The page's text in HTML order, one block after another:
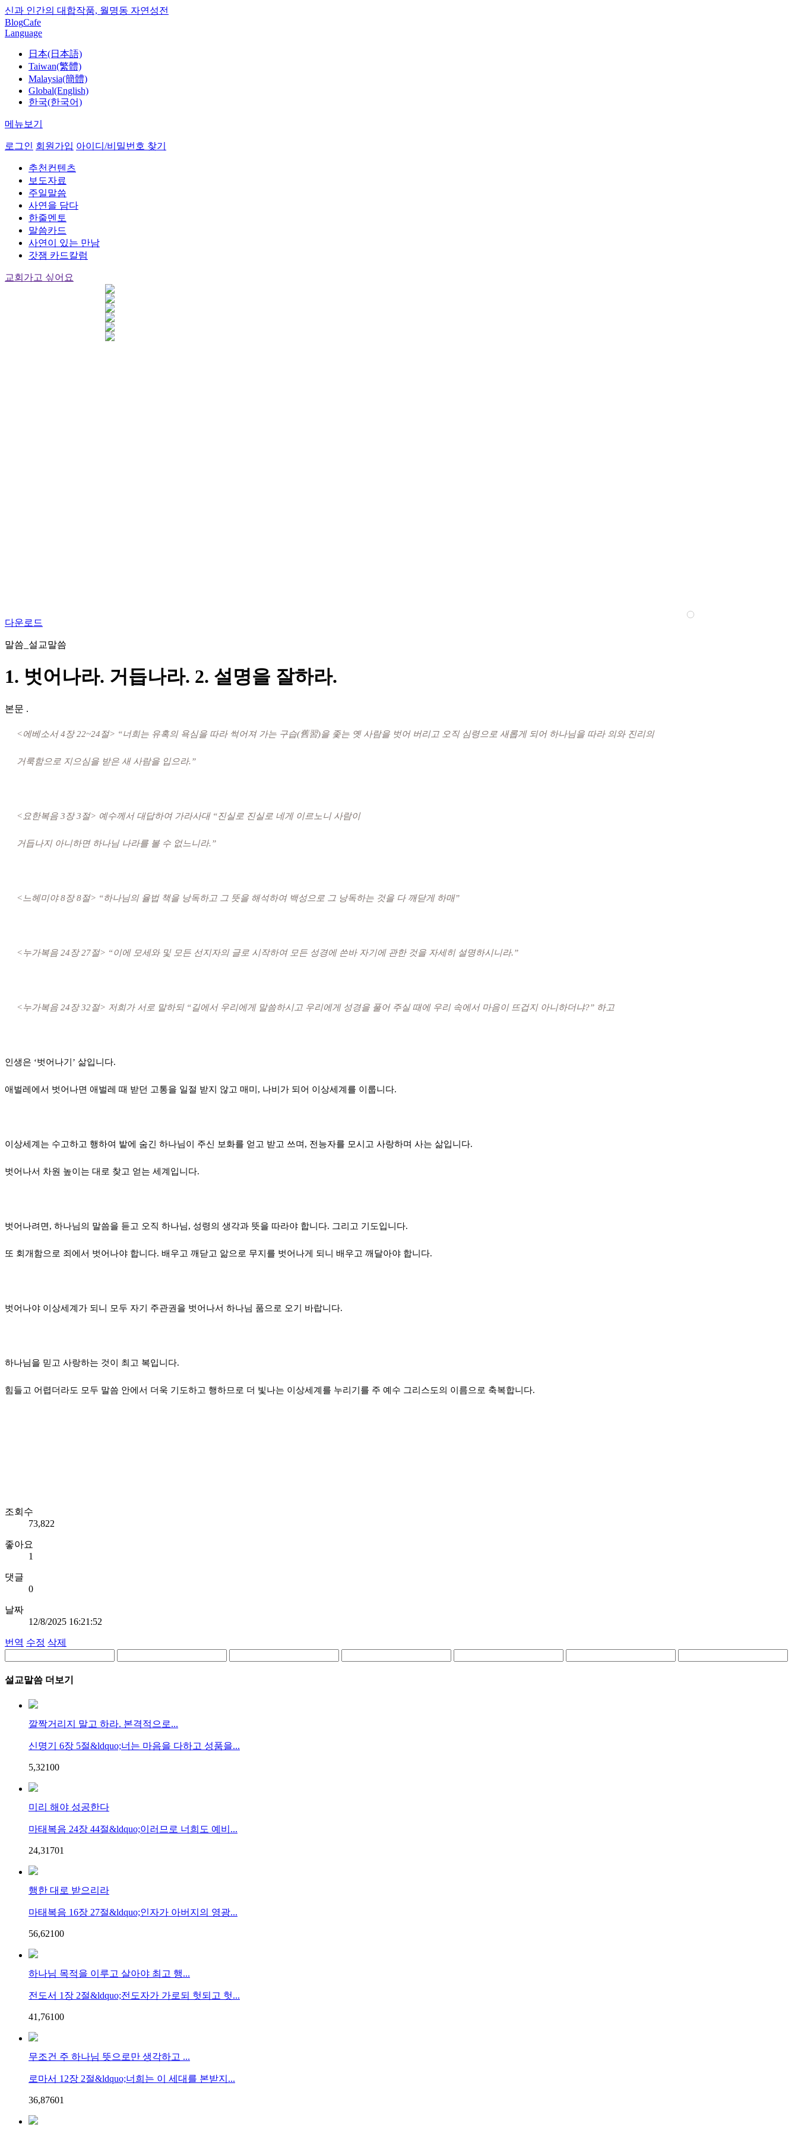
신과 인간의 대합작품, 월명동 자연성전
BlogCafe
Language
日本(日本語)
Taiwan(繁體)
Malaysia(簡體)
Global(English)
한국(한국어)
메뉴보기
로그인 회원가입 아이디/비밀번호 찾기
추천컨텐츠
보도자료
주일말씀
사연을 담다
한줄멘토
말씀카드
사연이 있는 만남
갓잼 카드칼럼
교회가고 싶어요
다운로드
말씀_설교말씀
1. 벗어나라. 거듭나라. 2. 설명을 잘하라.
본문 .
<에베소서 4장 22~24절> “너희는 유혹의 욕심을 따라 썩어져 가는 구습(舊習)을 좇는 옛 사람을 벗어 버리고 오직 심령으로 새롭게 되어 하나님을 따라 의와 진리의
거룩함으로 지으심을 받은 새 사람을 입으라.”
<요한복음 3장 3절> 예수께서 대답하여 가라사대 “진실로 진실로 네게 이르노니 사람이
거듭나지 아니하면 하나님 나라를 볼 수 없느니라.”
<느헤미야 8장 8절> “하나님의 율법 책을 낭독하고 그 뜻을 해석하여 백성으로 그 낭독하는 것을 다 깨닫게 하매”
<누가복음 24장 27절> “이에 모세와 및 모든 선지자의 글로 시작하여 모든 성경에 쓴바 자기에 관한 것을 자세히 설명하시니라.”
<누가복음 24장 32절> 저희가 서로 말하되 “길에서 우리에게 말씀하시고 우리에게 성경을 풀어 주실 때에 우리 속에서 마음이 뜨겁지 아니하더냐?” 하고
인생은 ‘벗어나기’ 삶입니다.
애벌레에서 벗어나면 애벌레 때 받던 고통을 일절 받지 않고 매미, 나비가 되어 이상세계를 이룹니다.
이상세계는 수고하고 행하여 밭에 숨긴 하나님이 주신 보화를 얻고 받고 쓰며, 전능자를 모시고 사랑하며 사는 삶입니다.
벗어나서 차원 높이는 대로 찾고 얻는 세계입니다.
벗어나려면, 하나님의 말씀을 듣고 오직 하나님, 성령의 생각과 뜻을 따라야 합니다. 그리고 기도입니다.
또 회개함으로 죄에서 벗어나야 합니다. 배우고 깨닫고 앎으로 무지를 벗어나게 되니 배우고 깨달아야 합니다.
벗어나야 이상세계가 되니 모두 자기 주관권을 벗어나서 하나님 품으로 오기 바랍니다.
하나님을 믿고 사랑하는 것이 최고 복입니다.
힘들고 어렵더라도 모두 말씀 안에서 더욱 기도하고 행하므로 더 빛나는 이상세계를 누리기를 주 예수 그리스도의 이름으로 축복합니다.
조회수
73,822
좋아요
1
댓글
0
날짜
12/8/2025 16:21:52
번역 수정 삭제
설교말씀 더보기
깔짝거리지 말고 하라. 본격적으로...
신명기 6장 5절&ldquo;너는 마음을 다하고 성품을...
5,32100
미리 해야 성공한다
마태복음 24장 44절&ldquo;이러므로 너희도 예비...
24,31701
행한 대로 받으리라
마태복음 16장 27절&ldquo;인자가 아버지의 영광...
56,62100
하나님 목적을 이루고 살아야 최고 행...
전도서 1장 2절&ldquo;전도자가 가로되 헛되고 헛...
41,76100
무조건 주 하나님 뜻으로만 생각하고 ...
로마서 12장 2절&ldquo;너희는 이 세대를 본받지...
36,87601